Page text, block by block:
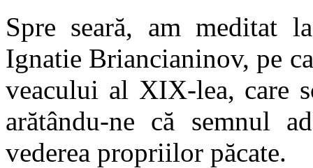
Spre seară, am meditat
Ignatie Briancianinov, pe
veacului al XIX-lea, care
arătându-ne că semnul
vederea propriilor păcate.